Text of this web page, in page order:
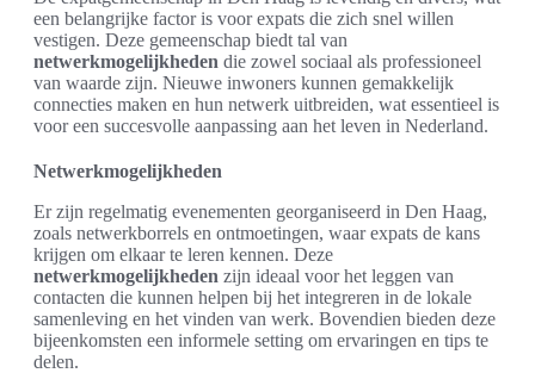
een belangrijke factor is voor expats die zich snel willen
vestigen. Deze gemeenschap biedt tal van
netwerkmogelijkheden die zowel sociaal als professioneel
van waarde zijn. Nieuwe inwoners kunnen gemakkelijk
connecties maken en hun netwerk uitbreiden, wat essentieel is
voor een succesvolle aanpassing aan het leven in Nederland.
Netwerkmogelijkheden
Er zijn regelmatig evenementen georganiseerd in Den Haag,
zoals netwerkborrels en ontmoetingen, waar expats de kans
krijgen om elkaar te leren kennen. Deze
netwerkmogelijkheden zijn ideaal voor het leggen van
contacten die kunnen helpen bij het integreren in de lokale
samenleving en het vinden van werk. Bovendien bieden deze
bijeenkomsten een informele setting om ervaringen en tips te
delen.